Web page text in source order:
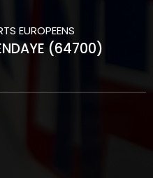
EUROPEENS
(64700)